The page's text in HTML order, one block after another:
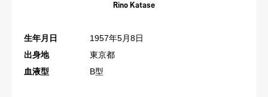
Rino Katase
生年月日
1957年5月8日
出身地
東京都
血液型
B型